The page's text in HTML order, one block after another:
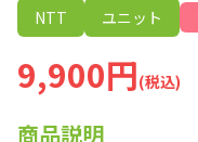
NTT ユニット
9,900円(税込)
商品説明